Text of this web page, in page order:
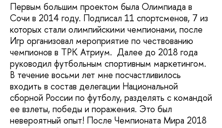
Первым большим проектом была Олимпиада в
Сочи в 2014 году. Подписал 11 спортсменов, 7 из
которых стали олимпийскими чемпионами, после
Игр организовал мероприятие по чествованию
чемпионов в ТРК Атриум. Далее до 2018 года
руководил футбольным спортивным маркетингом.
В течение восьми лет мне посчастливилось
входить в состав делегации Национальной
сборной России по футболу, разделять с командой
ее взлеты, победы и поражения. Это был
невероятный опыт! После Чемпионата Мира 2018